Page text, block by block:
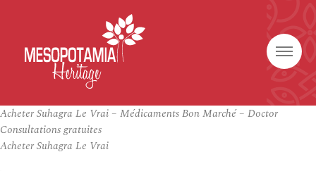
Acheter Suhagra Le Vrai – Médicaments Bon Marché – Doctor
Consultations gratuites
Acheter Suhagra Le Vrai